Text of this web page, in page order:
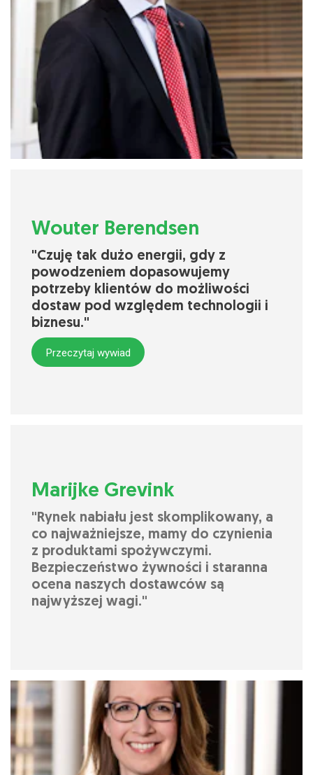
Wouter Berendsen
"Czuję tak dużo energii, gdy z
powodzeniem dopasowujemy
potrzeby klientów do możliwości
dostaw pod względem technologii i
biznesu."
Przeczytaj wywiad
Marijke Grevink
"Rynek nabiału jest skomplikowany, a
co najważniejsze, mamy do czynienia
z produktami spożywczymi.
Bezpieczeństwo żywności i staranna
ocena naszych dostawców są
najwyższej wagi."